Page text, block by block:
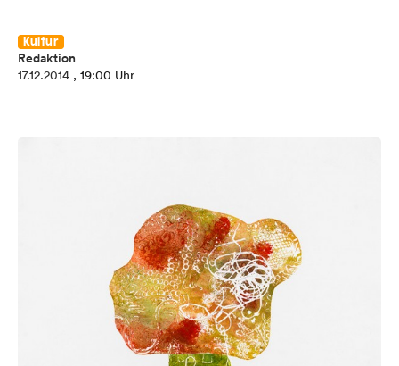
Kultur
Redaktion
17.12.2014 , 19:00 Uhr